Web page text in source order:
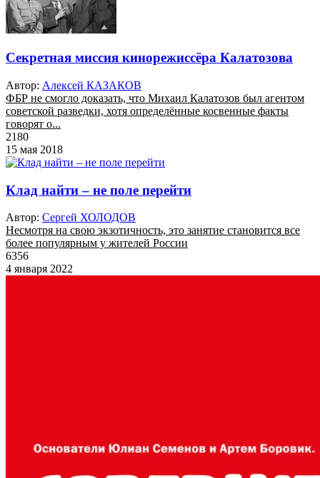
Секретная миссия кинорежиссёра Калатозова
Автор: Алексей КАЗАКОВ
ФБР не смогло доказать, что Михаил Калатозов был агентом
советской разведки, хотя определённые косвенные факты
говорят о...
2180
15 мая 2018
Клад найти – не поле перейти
Автор: Сергей ХОЛОДОВ
Несмотря на свою экзотичность, это занятие становится все
более популярным у жителей России
6356
4 января 2022